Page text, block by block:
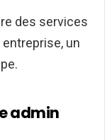
des services
un
admin